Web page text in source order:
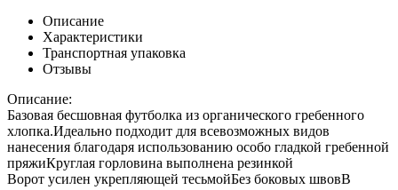
Описание
Характеристики
Транспортная упаковка
Отзывы
Описание:
Базовая бесшовная футболка из органического гребенного
хлопка.Идеально подходит для всевозможных видов
нанесения благодаря использованию особо гладкой гребенной
пряжиКруглая горловина выполнена резинкой
Ворот усилен укрепляющей тесьмойБез боковых швовВ